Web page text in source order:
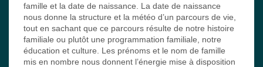
famille et la date de naissance. La date de naissance
nous donne la structure et la météo d’un parcours de vie,
tout en sachant que ce parcours résulte de notre histoire
familiale ou plutôt une programmation familiale, notre
éducation et culture. Les prénoms et le nom de famille
mis en nombre nous donnent l’énergie mise à disposition